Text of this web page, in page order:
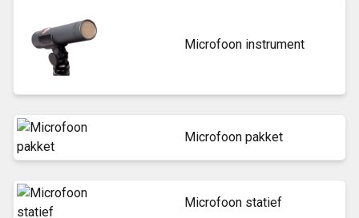
Microfoon instrument
Microfoon pakket
Microfoon statief